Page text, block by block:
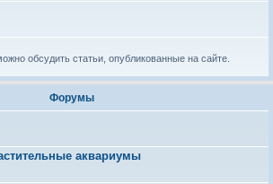
обсудить статьи, опубликованные на сайте.
Форумы
аквариумы